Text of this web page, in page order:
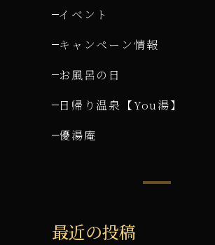
イベント
キャンペーン情報
お風呂の日
日帰り温泉【You湯】
優湯庵
最近の投稿